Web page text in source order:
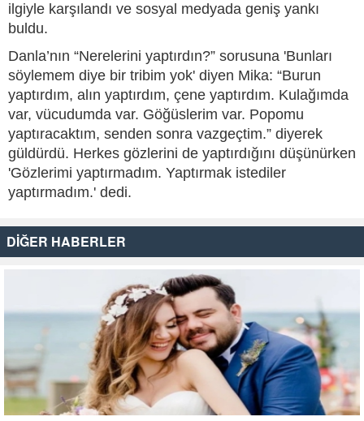
ilgiyle karşılandı ve sosyal medyada geniş yankı
buldu.
Danla’nın “Nerelerini yaptırdın?” sorusuna 'Bunları
söylemem diye bir tribim yok' diyen Mika: “Burun
yaptırdım, alın yaptırdım, çene yaptırdım. Kulağımda
var, vücudumda var. Göğüslerim var. Popomu
yaptıracaktım, senden sonra vazgeçtim.” diyerek
güldürdü. Herkes gözlerini de yaptırdığını düşünürken
'Gözlerimi yaptırmadım. Yaptırmak istediler
yaptırmadım.' dedi.
DİĞER HABERLER